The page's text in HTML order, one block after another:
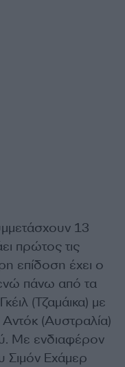
13
πρώτος τις
επίδοση έχει ο
πάνω από τα
(Τζαμάικα) με
(Αυστραλία)
Με ενδιαφέρον
Σιμόν Εχάμερ